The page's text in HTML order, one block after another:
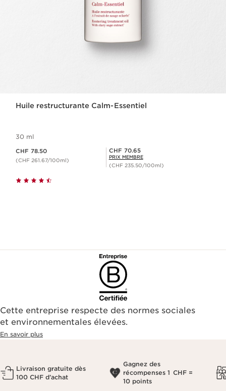
Huile restructurante Calm-Essentiel
30 ml
CHF 78.50
(CHF 261.67/100ml)
Prix Sérénité CHF 70.65
CHF 70.65
PRIX MEMBRE
(CHF 235.50/100ml)
Cette entreprise respecte des normes sociales
et environnementales élevées.
En savoir plus
Livraison gratuite dès
100 CHF d’achat
Gagnez des
récompenses 1 CHF =
10 points